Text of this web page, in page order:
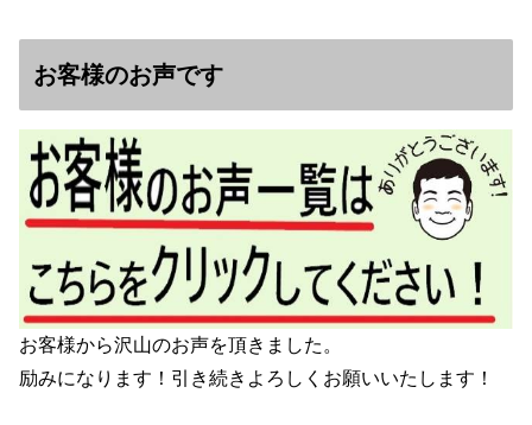
お客様のお声です
お客様から沢山のお声を頂きました。
励みになります！引き続きよろしくお願いいたします！